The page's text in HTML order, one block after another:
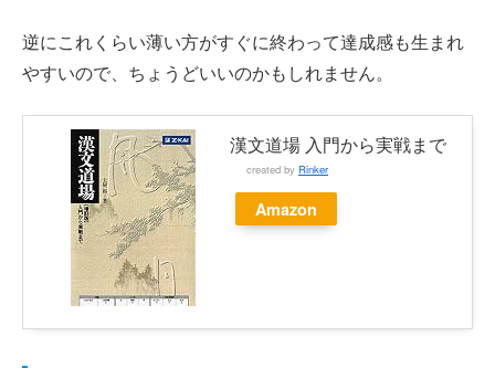
逆にこれくらい薄い方がすぐに終わって達成感も生まれ
やすいので、ちょうどいいのかもしれません。
漢文道場 入門から実戦まで
created by Rinker
Amazon